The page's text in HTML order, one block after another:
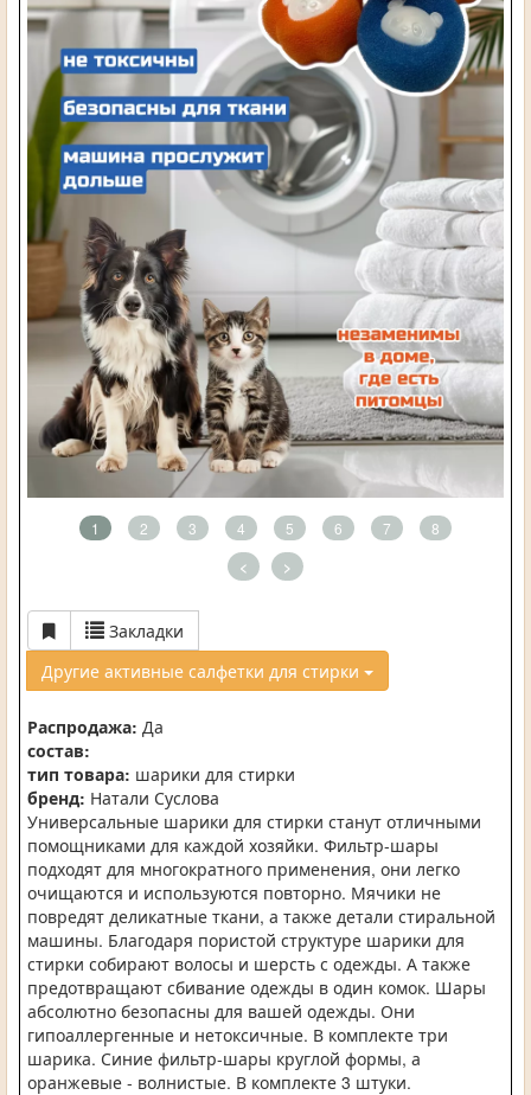
1 2 3 4 5 6 7 8
< >
Закладки
Другие активные салфетки для стирки
Распродажа: Да
состав:
тип товара: шарики для стирки
бренд: Натали Суслова
Универсальные шарики для стирки станут отличными
помощниками для каждой хозяйки. Фильтр-шары
подходят для многократного применения, они легко
очищаются и используются повторно. Мячики не
повредят деликатные ткани, а также детали стиральной
машины. Благодаря пористой структуре шарики для
стирки собирают волосы и шерсть с одежды. А также
предотвращают сбивание одежды в один комок. Шары
абсолютно безопасны для вашей одежды. Они
гипоаллергенные и нетоксичные. В комплекте три
шарика. Синие фильтр-шары круглой формы, а
оранжевые - волнистые. В комплекте 3 штуки.